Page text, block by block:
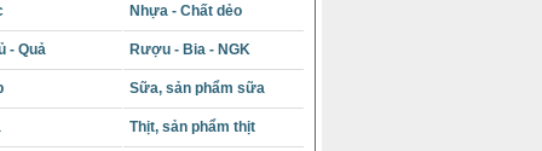
Nhựa - Chất dẻo
- Quả Rượu - Bia - NGK
Sữa, sản phẩm sữa
Thịt, sản phẩm thịt